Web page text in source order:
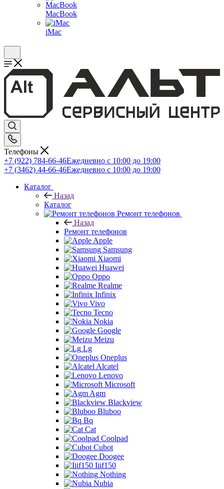
MacBook
iMac
Телефоны
+7 (922) 784-66-46Ежедневно с 10:00 до 19:00
+7 (3462) 44-66-46Ежедневно с 10:00 до 19:00
Каталог
Назад
Каталог
Ремонт телефонов
Назад
Ремонт телефонов
Apple
Samsung
Xiaomi
Huawei
Oppo
Realme
Infinix
Vivo
Tecno
Nokia
Google
Meizu
Lg
Oneplus
Alcatel
Lenovo
Microsoft
Agm
Blackview
Bluboo
Bq
Cat
Coolpad
Cubot
Doogee
Iiif150
Nothing
Nubia